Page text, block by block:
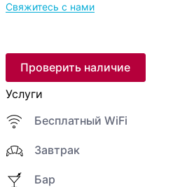
Свяжитесь с нами
Проверить наличие
Услуги
Бесплатный WiFi
Завтрак
Бар